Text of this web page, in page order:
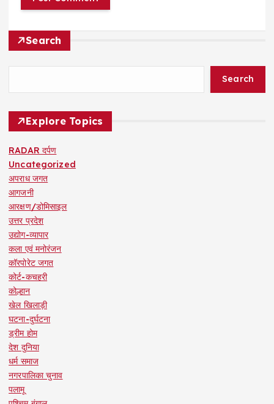
Search
Search
Explore Topics
RADAR दर्पण
Uncategorized
अपराध जगत
आगजनी
आरक्षण/डोमिसाइल
उत्तर प्रदेश
उद्योग-व्यापार
कला एवं मनोरंजन
कॉरपोरेट जगत
कोर्ट-कचहरी
कोल्हान
खेल खिलाड़ी
घटना-दुर्घटना
ड्रीम होम
देश दुनिया
धर्म समाज
नगरपालिका चुनाव
पलामू